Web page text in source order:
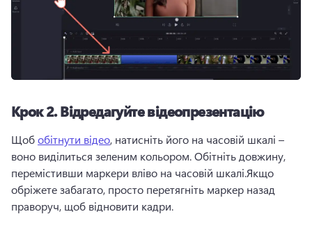
Крок 2.Відредагуйте відеопрезентацію
Щоб обітнути відео, натисніть його на часовій шкалі –
воно виділиться зеленим кольором. Обітніть довжину,
перемістивши маркери вліво на часовій шкалі.Якщо
обріжете забагато, просто перетягніть маркер назад
праворуч, щоб відновити кадри.